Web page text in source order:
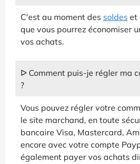
C'est au moment des soldes et
que vous pourrez économiser
vos achats.
ᐅ Comment puis-je régler ma
?
Vous pouvez régler votre
le site marchand, en toute
bancaire Visa, Mastercard,
encore avec votre compte
également payer vos achats